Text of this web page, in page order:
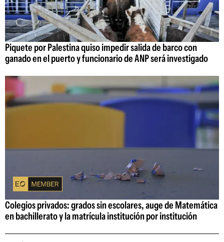
Piquete por Palestina quiso impedir salida de barco con
ganado en el puerto y funcionario de ANP será investigado
Colegios privados: grados sin escolares, auge de Matemática
en bachillerato y la matrícula institución por institución